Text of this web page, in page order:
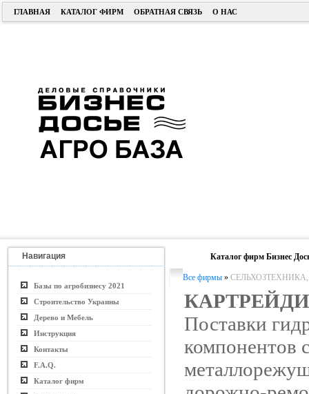
ГЛАВНАЯ КАТАЛОГ ФИРМ ОБРАТНАЯ СВЯЗЬ О НАС
Навигация
Базы по агробизнесу 2021
Строительство Украины
Дерево и Мебель
Инструкция
Контакты
F.A.Q.
Каталог фирм
Каталог фирм Бизнес
Все фирмы »
Поставки
компонентов